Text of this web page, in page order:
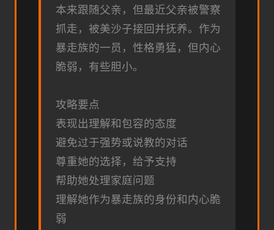
本来跟随父亲，但最近父亲被警察
抓走，被美沙子接回并抚养。作为
暴走族的一员，性格勇猛，但内心
脆弱，有些胆小。
攻略要点
表现出理解和包容的态度
避免过于强势或说教的对话
尊重她的选择，给予支持
帮助她处理家庭问题
理解她作为暴走族的身份和内心脆
弱